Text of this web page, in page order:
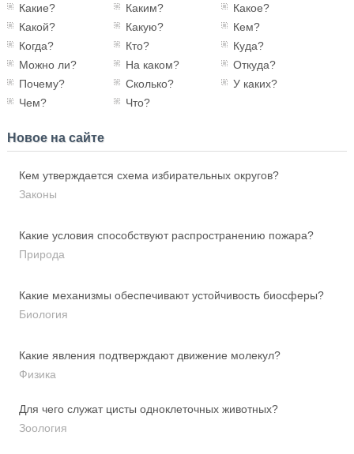
Какие?
Каким?
Какое?
Какой?
Какую?
Кем?
Когда?
Кто?
Куда?
Можно ли?
На каком?
Откуда?
Почему?
Сколько?
У каких?
Чем?
Что?
Новое на сайте
Кем утверждается схема избирательных округов?
Законы
Какие условия способствуют распространению пожара?
Природа
Какие механизмы обеспечивают устойчивость биосферы?
Биология
Какие явления подтверждают движение молекул?
Физика
Для чего служат цисты одноклеточных животных?
Зоология